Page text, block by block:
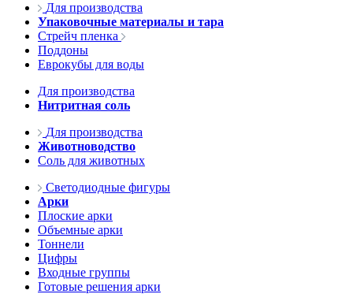
Для производства
Упаковочные материалы и тара
Стрейч пленка
Поддоны
Еврокубы для воды
Для производства
Нитритная соль
Для производства
Животноводство
Соль для животных
Светодиодные фигуры
Арки
Плоские арки
Объемные арки
Тоннели
Цифры
Входные группы
Готовые решения арки